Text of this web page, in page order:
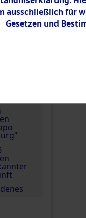
aus
ausschließlich für
Gesetzen und